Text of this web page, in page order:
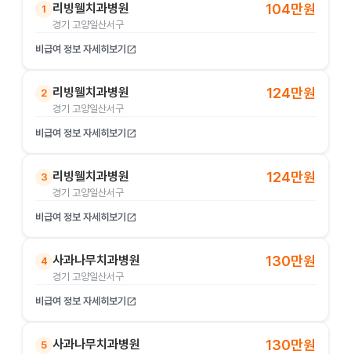
1 리빙웰치과병원
경기 고양일산서구
104만원
비급여 정보 자세히보기 open_in_new
2 리빙웰치과병원
경기 고양일산서구
124만원
비급여 정보 자세히보기 open_in_new
3 리빙웰치과병원
경기 고양일산서구
124만원
비급여 정보 자세히보기 open_in_new
4 사과나무치과병원
경기 고양일산서구
130만원
비급여 정보 자세히보기 open_in_new
5 사과나무치과병원 130만원